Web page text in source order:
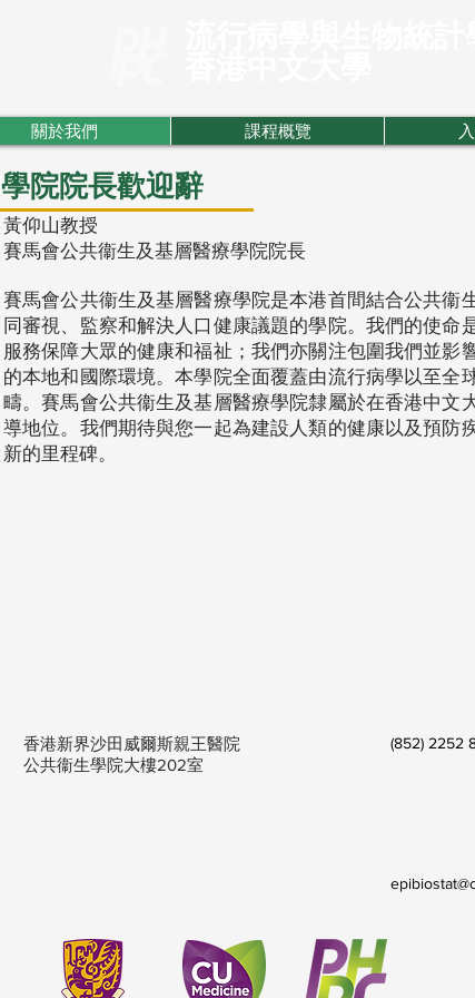
學院院長歡迎辭
黃仰山教授
賽馬會公共衞生及基層醫療學院院長
賽馬會公共衞生及基層醫療學院是本港首間結合公共衞
同審視、監察和解決人口健康議題的學院。我們的使命
服務保障大眾的健康和福祉；我們亦關注包圍我們並影
的本地和國際環境。本學院全面覆蓋由流行病學以至全
疇。賽馬會公共衞生及基層醫療學院隸屬於在香港中文
導地位。我們期待與您一起為建設人類的健康以及預防
新的里程碑。
關於我們 課程概覽
香港新界沙田威爾斯親王醫院
公共衞生學院大樓202室
(852) 2252